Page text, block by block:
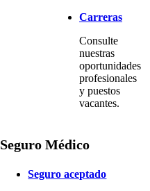
Carreras
Consulte
nuestras
oportunidades
profesionales
y puestos
vacantes.
Seguro Médico
Seguro aceptado